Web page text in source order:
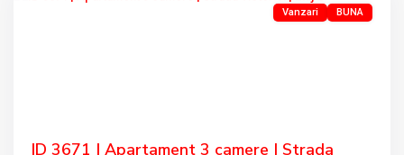
Vanzari BUNA
ID 3671 | Apartament 3 camere | Strada